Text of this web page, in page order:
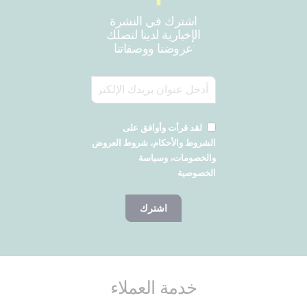
اشترك في النشرة
الإخبارية لدينا لتصلك
عروضنا ووصفاتنا
لقد قرأت وأوافق على
الشروط والأحكام، شروط العروض
والخصومات، وسياسة
الخصوصية
اشترك
خدمة العملاء